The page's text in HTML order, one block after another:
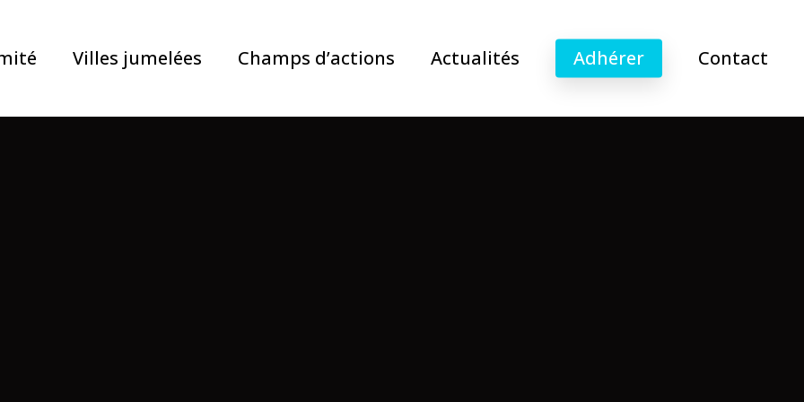
Villes jumelées Champs d’actions Actualités Adhérer Contact